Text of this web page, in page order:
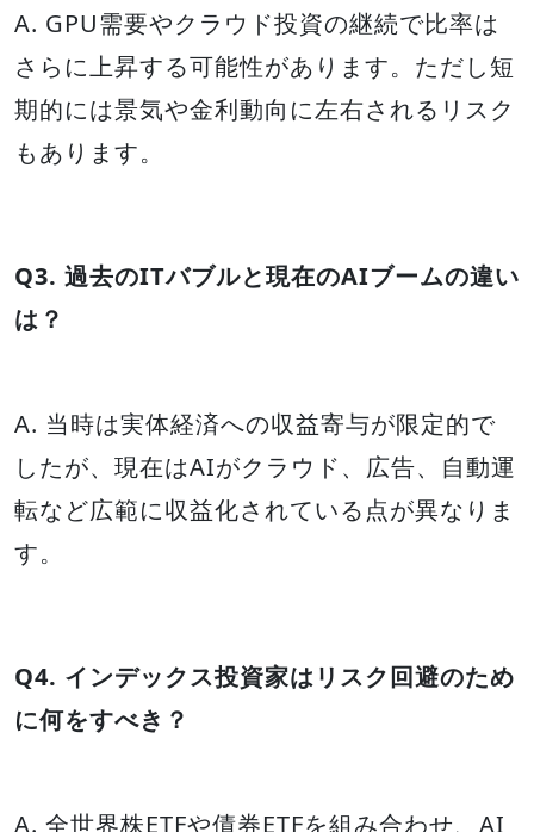
A. GPU需要やクラウド投資の継続で比率は
さらに上昇する可能性があります。ただし短
期的には景気や金利動向に左右されるリスク
もあります。
Q3. 過去のITバブルと現在のAIブームの違い
は？
A. 当時は実体経済への収益寄与が限定的で
したが、現在はAIがクラウド、広告、自動運
転など広範に収益化されている点が異なりま
す。
Q4. インデックス投資家はリスク回避のため
に何をすべき？
A. 全世界株ETFや債券ETFを組み合わせ、AI